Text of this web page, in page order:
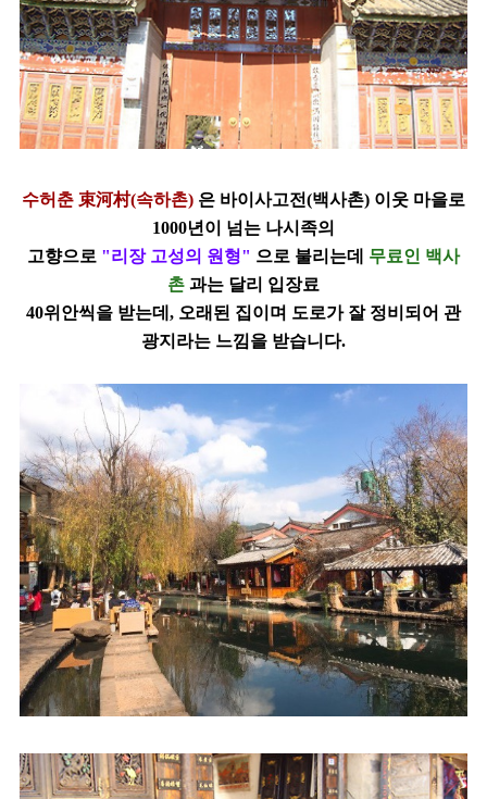
수허춘 束河村(속하촌) 은 바이사고전(백사촌) 이웃 마을로
1000년이 넘는 나시족의
고향으로 "리장 고성의 원형" 으로 불리는데
무료인 백사
촌 과는 달리 입장료
40위안씩을 받는데, 오래된 집이며 도로가 잘 정비되어 관
광지라는 느낌을 받습니다.